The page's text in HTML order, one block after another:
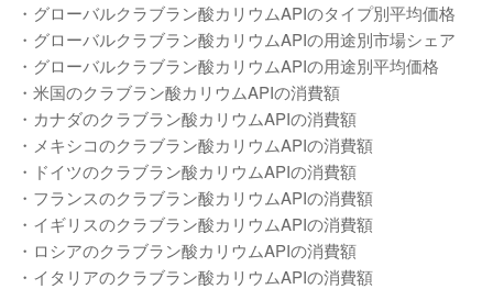
・グローバルクラブラン酸カリウムAPIのタイプ別平均価格
・グローバルクラブラン酸カリウムAPIの用途別市場シェア
・グローバルクラブラン酸カリウムAPIの用途別平均価格
・米国のクラブラン酸カリウムAPIの消費額
・カナダのクラブラン酸カリウムAPIの消費額
・メキシコのクラブラン酸カリウムAPIの消費額
・ドイツのクラブラン酸カリウムAPIの消費額
・フランスのクラブラン酸カリウムAPIの消費額
・イギリスのクラブラン酸カリウムAPIの消費額
・ロシアのクラブラン酸カリウムAPIの消費額
・イタリアのクラブラン酸カリウムAPIの消費額